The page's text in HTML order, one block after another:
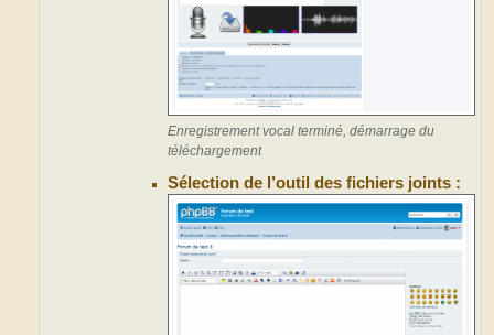
Enregistrement vocal terminé, démarrage du
téléchargement
Sélection de l’outil des fichiers joints :